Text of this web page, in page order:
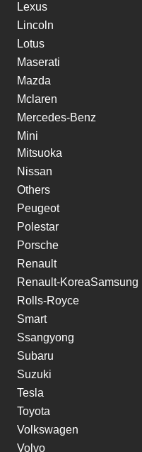
Lexus
Lincoln
Lotus
Maserati
Mazda
Mclaren
Mercedes-Benz
Mini
Mitsuoka
Nissan
Others
Peugeot
Polestar
Porsche
Renault
Renault-KoreaSamsung
Rolls-Royce
Smart
Ssangyong
Subaru
Suzuki
Tesla
Toyota
Volkswagen
Volvo